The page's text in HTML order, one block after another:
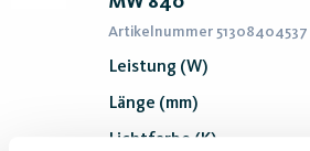
Artikelnummer 51308404537
Leistung (W)
Länge (mm)
Lichtfarbe (K)